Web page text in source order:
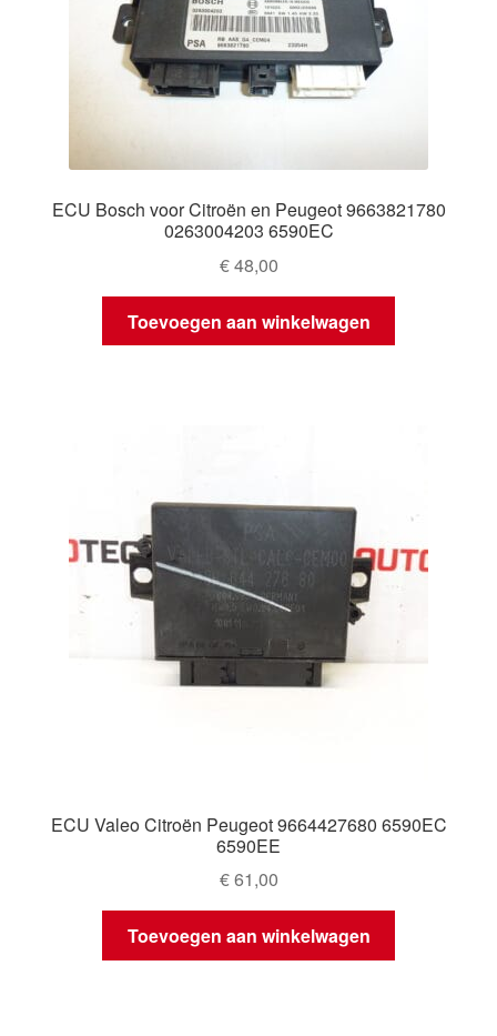
ECU Bosch voor Citroën en Peugeot 9663821780
0263004203 6590EC
€48,00
Toevoegen aan winkelwagen
ECU Valeo Citroën Peugeot 9664427680 6590EC
6590EE
€61,00
Toevoegen aan winkelwagen